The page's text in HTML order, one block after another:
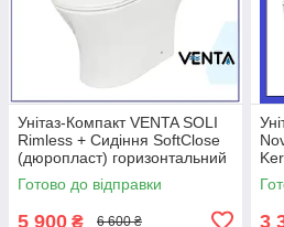
Унітаз-Компакт VENTA SOLI
Rimless + Сидіння SoftClose
(дюропласт) горизонтальний
злив
Готово до відправки
5 900 ₴ 6 600 ₴ 3